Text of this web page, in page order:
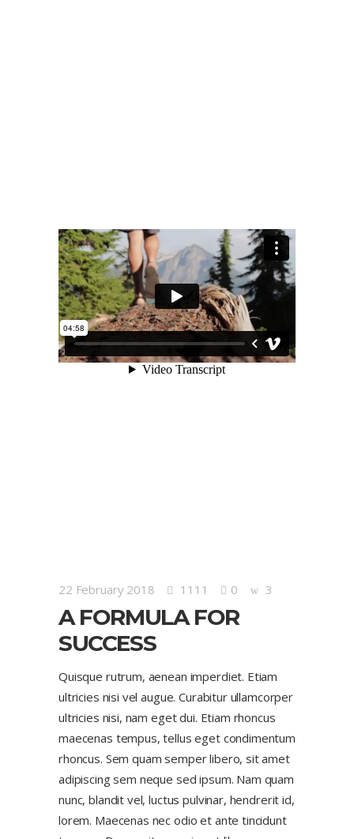
22 February 2018 1111 0 3
A FORMULA FOR
SUCCESS
Quisque rutrum, aenean imperdiet. Etiam
ultricies nisi vel augue. Curabitur ullamcorper
ultricies nisi, nam eget dui. Etiam rhoncus
maecenas tempus, tellus eget condimentum
rhoncus. Sem quam semper libero, sit amet
adipiscing sem neque sed ipsum. Nam quam
nunc, blandit vel, luctus pulvinar, hendrerit id,
lorem. Maecenas nec odio et ante tincidunt